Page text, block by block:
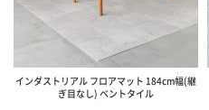
インダストリアル フロアマット 184cm幅(継
ぎ目なし) ベントタイル